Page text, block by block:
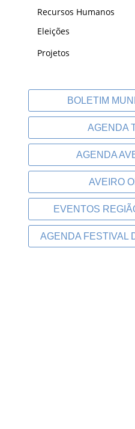
Recursos Humanos
Eleições
Projetos
BOLETIM
AGENDA
AGENDA
AVEIRO
EVENTOS
AGENDA FESTIVAL